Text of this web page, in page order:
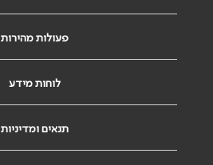
פעולות מהירות
לוחות מידע
תנאים ומדיניות